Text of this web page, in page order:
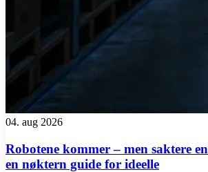
04. aug 2026
Robotene kommer – men saktere
en nøktern guide for ideelle